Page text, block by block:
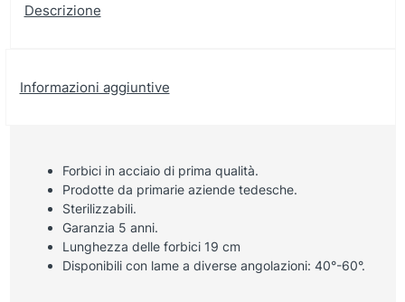
Descrizione
Informazioni aggiuntive
Forbici in acciaio di prima qualità.
Prodotte da primarie aziende tedesche.
Sterilizzabili.
Garanzia 5 anni.
Lunghezza delle forbici 19 cm
Disponibili con lame a diverse angolazioni: 40°-60°.